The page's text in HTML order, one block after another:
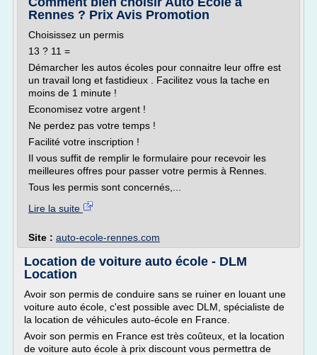
Rennes ? Prix Avis Promotion
Choisissez un permis
13 ? 11 =
Démarcher les autos écoles pour connaitre leur offre est
un travail long et fastidieux . Facilitez vous la tache en
moins de 1 minute !
Economisez votre argent !
Ne perdez pas votre temps !
Facilité votre inscription !
Il vous suffit de remplir le formulaire pour recevoir les
meilleures offres pour passer votre permis à Rennes.
Tous les permis sont concernés,...
Lire la suite
Site : auto-ecole-rennes.com
Location de voiture auto école - DLM
Location
Avoir son permis de conduire sans se ruiner en louant une
voiture auto école, c'est possible avec DLM, spécialiste de
la location de véhicules auto-école en France.
Avoir son permis en France est très coûteux, et la location
de voiture auto école à prix discount vous permettra de